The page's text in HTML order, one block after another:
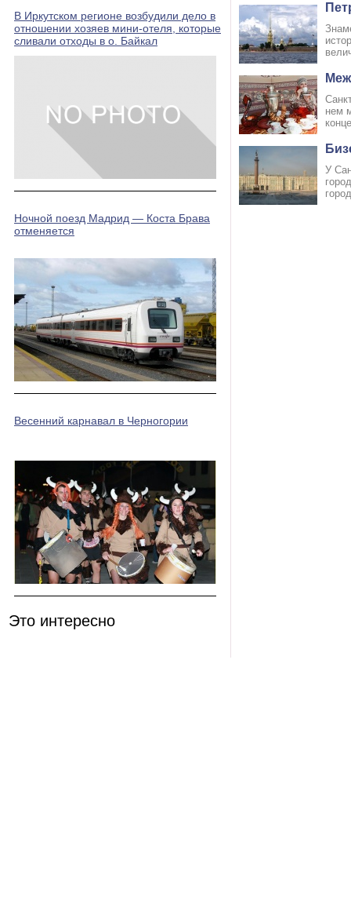
В Иркутском регионе возбудили дело в
отношении хозяев мини-отеля, которые
сливали отходы в о. Байкал
Ночной поезд Мадрид — Коста Брава
отменяется
Весенний карнавал в Черногории
Это интересно
нем
У